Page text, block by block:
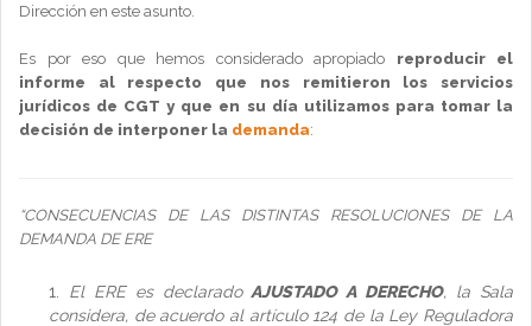
Dirección en este asunto.
Es por eso que hemos considerado apropiado reproducir el
informe al respecto que nos remitieron los servicios
jurídicos de CGT y que en su día utilizamos para tomar la
decisión de interponer la demanda:
“CONSECUENCIAS DE LAS DISTINTAS RESOLUCIONES DE LA
DEMANDA DE ERE
El ERE es declarado AJUSTADO A DERECHO, la Sala
considera, de acuerdo al artículo 124 de la Ley Reguladora